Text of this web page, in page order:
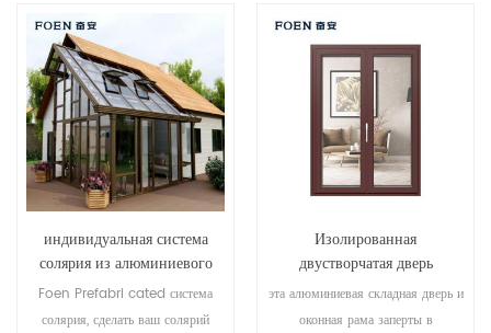
индивидуальная система
солярия из алюминиевого
стекла
Foen Prefabri cated система
солярия, сделать ваш солярий
Изолированная
двустворчатая дверь
длительного пользования для
приморского отеля
эта алюминиевая складная дверь и
оконная рама заперты в